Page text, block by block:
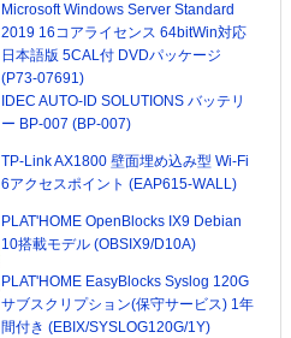
Microsoft Windows Server Standard
2019 16コアライセンス 64bitWin対応
日本語版 5CAL付 DVDパッケージ
(P73-07691)
IDEC AUTO-ID SOLUTIONS バッテリ
ー BP-007 (BP-007)
TP-Link AX1800 壁面埋め込み型 Wi-Fi
6アクセスポイント (EAP615-WALL)
PLAT'HOME OpenBlocks IX9 Debian
10搭載モデル (OBSIX9/D10A)
PLAT'HOME EasyBlocks Syslog 120G
サブスクリプション(保守サービス) 1年
間付き (EBIX/SYSLOG120G/1Y)